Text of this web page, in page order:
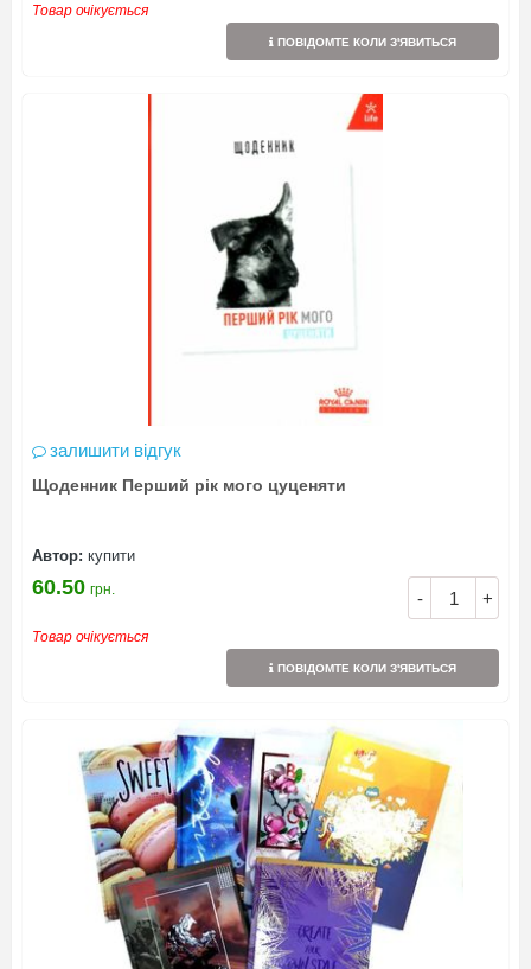
Товар очікується
ПОВІДОМТЕ КОЛИ З'ЯВИТЬСЯ
залишити відгук
Щоденник Перший рік мого цуценяти
Автор: купити
- +
60.50 грн.
Товар очікується
ПОВІДОМТЕ КОЛИ З'ЯВИТЬСЯ